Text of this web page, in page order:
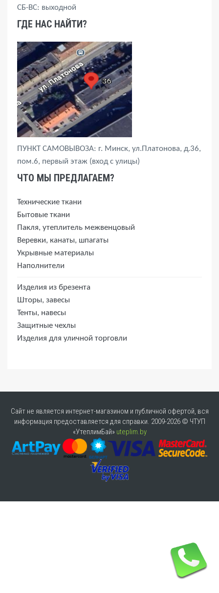
СБ-ВС: выходной
ГДЕ НАС НАЙТИ?
ПУНКТ САМОВЫВОЗА: г. Минск, ул.Платонова, д.36,
пом.6, первый этаж (вход с улицы)
ЧТО МЫ ПРЕДЛАГАЕМ?
Технические ткани
Бытовые ткани
Пакля, утеплитель межвенцовый
Веревки, канаты, шпагаты
Укрывные материалы
Наполнители
Изделия из брезента
Шторы, завесы
Тенты, навесы
Защитные чехлы
Изделия для уличной торговли
Сайт не является интернет-магазином и публичной офертой, вся
информация предоставляется для справки. 2009-2026 © ЧТУП
«УтеплимБай» uteplim.by